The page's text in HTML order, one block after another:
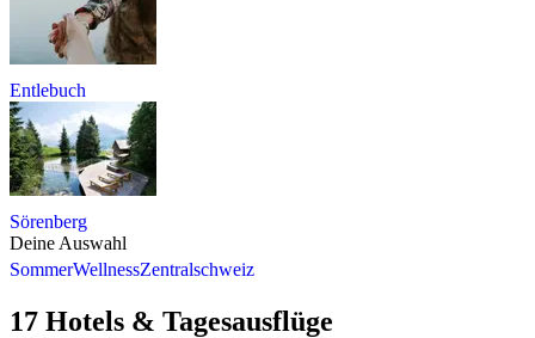
Entlebuch
Sörenberg
Deine Auswahl
SommerWellnessZentralschweiz
17 Hotels & Tagesausflüge